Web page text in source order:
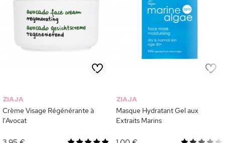
ZIAJA
Crème Visage Régénérante à
l'Avocat
ZIAJA
Masque Hydratant Gel aux
Extraits Marins